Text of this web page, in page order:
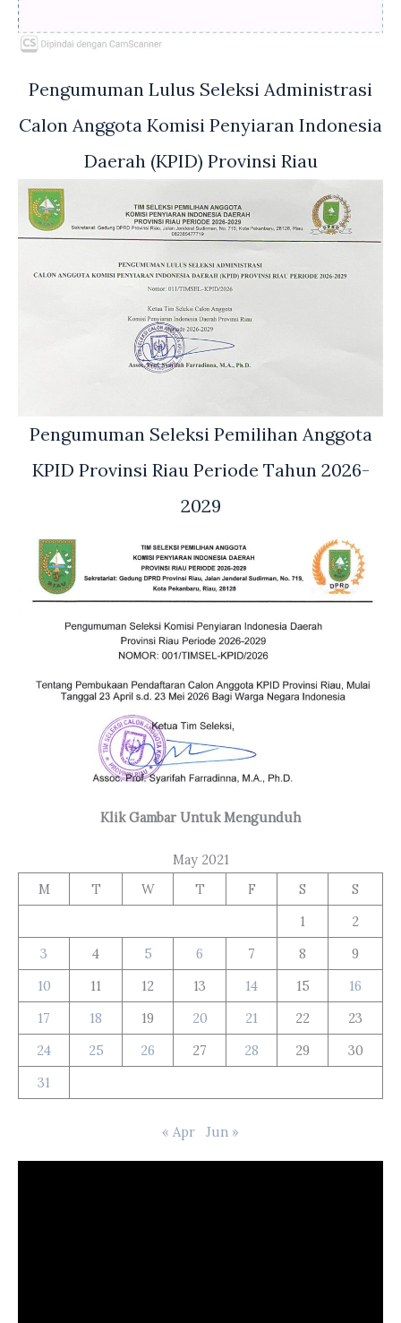
Pengumuman Lulus Seleksi Administrasi
Calon Anggota Komisi Penyiaran Indonesia
Daerah (KPID) Provinsi Riau
Pengumuman Seleksi Pemilihan Anggota
KPID Provinsi Riau Periode Tahun 2026-
2029
Klik Gambar Untuk Mengunduh
May 2021
M
T W T F S
S
1
2
3
4 5 6 7 8
9
10
11 12 13 14 15
16
17
18 19 20 21 22
23
24
25 26 27 28 29
30
31
« Apr Jun »